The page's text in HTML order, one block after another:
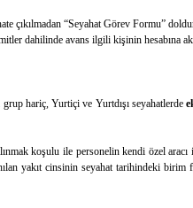
çıkılmadan “Seyahat Görev Formu”
dahilinde avans ilgili kişinin hesabına
hariç, Yurtiçi ve Yurtdışı seyahatlerde
koşulu ile personelin kendi özel
yakıt cinsinin seyahat tarihindeki birim